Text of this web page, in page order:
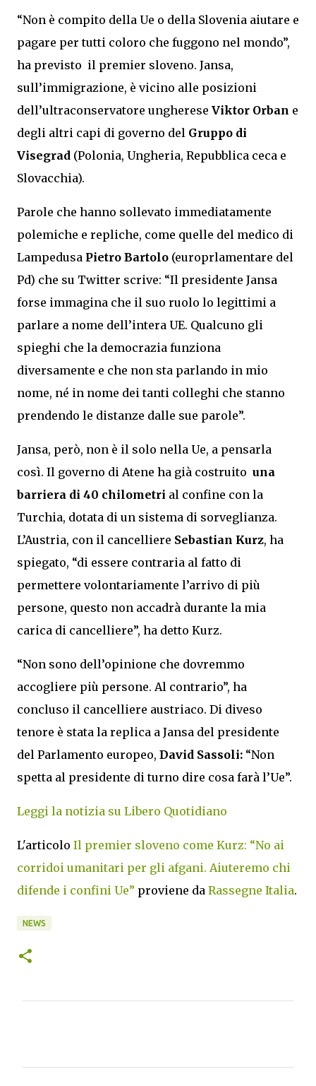
“Non è compito della Ue o della Slovenia aiutare e
pagare per tutti coloro che fuggono nel mondo”,
ha previsto il premier sloveno. Jansa,
sull’immigrazione, è vicino alle posizioni
dell’ultraconservatore ungherese Viktor Orban e
degli altri capi di governo del Gruppo di
Visegrad (Polonia, Ungheria, Repubblica ceca e
Slovacchia).
Parole che hanno sollevato immediatamente
polemiche e repliche, come quelle del medico di
Lampedusa Pietro Bartolo (europrlamentare del
Pd) che su Twitter scrive: “Il presidente Jansa
forse immagina che il suo ruolo lo legittimi a
parlare a nome dell’intera UE. Qualcuno gli
spieghi che la democrazia funziona
diversamente e che non sta parlando in mio
nome, né in nome dei tanti colleghi che stanno
prendendo le distanze dalle sue parole”.
Jansa, però, non è il solo nella Ue, a pensarla
così. Il governo di Atene ha già costruito una
barriera di 40 chilometri al confine con la
Turchia, dotata di un sistema di sorveglianza.
L’Austria, con il cancelliere Sebastian Kurz, ha
spiegato, “di essere contraria al fatto di
permettere volontariamente l’arrivo di più
persone, questo non accadrà durante la mia
carica di cancelliere”, ha detto Kurz.
“Non sono dell’opinione che dovremmo
accogliere più persone. Al contrario”, ha
concluso il cancelliere austriaco. Di diveso
tenore è stata la replica a Jansa del presidente
del Parlamento europeo, David Sassoli: “Non
spetta al presidente di turno dire cosa farà l’Ue”.
Leggi la notizia su Libero Quotidiano
L'articolo Il premier sloveno come Kurz: “No ai
corridoi umanitari per gli afgani. Aiuteremo chi
difende i confini Ue” proviene da Rassegne Italia.
NEWS